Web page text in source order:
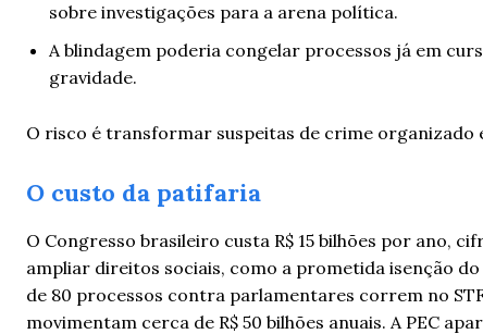
sobre investigações para a arena política.
A blindagem poderia congelar processos já em
gravidade.
O risco é transformar suspeitas de crime
O custo da patifaria
O Congresso brasileiro custa R$ 15 bilhões por ano,
ampliar direitos sociais, como a prometida isenção
de 80 processos contra parlamentares correm no
movimentam cerca de R$ 50 bilhões anuais. A PEC